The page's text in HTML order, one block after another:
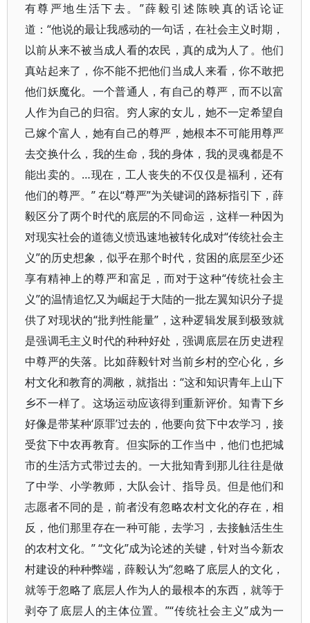
有尊严地生活下去。”薛毅引述陈映真的话论证
道：“他说的最让我感动的一句话，在社会主义时期，
以前从来不被当成人看的农民，真的成为人了。他们
真站起来了，你不能不把他们当成人来看，你不敢把
他们妖魔化。一个普通人，有自己的尊严，而不以富
人作为自己的归宿。穷人家的女儿，她不一定希望自
己嫁个富人，她有自己的尊严，她根本不可能用尊严
去交换什么，我的生命，我的身体，我的灵魂都是不
能出卖的。…现在，工人丧失的不仅仅是福利，还有
他们的尊严。” 在以“尊严”为关键词的路标指引下，薛
毅区分了两个时代的底层的不同命运，这样一种因为
对现实社会的道德义愤迅速地被转化成对“传统社会主
义”的历史想象，似乎在那个时代，贫困的底层至少还
享有精神上的尊严和富足，而对于这种“传统社会主
义”的温情追忆又为崛起于大陆的一批左翼知识分子提
供了对现状的“批判性能量”，这种逻辑发展到极致就
是强调毛主义时代的种种好处，强调底层在历史进程
中尊严的失落。比如薛毅针对当前乡村的空心化，乡
村文化和教育的凋敝，就指出：“这和知识青年上山下
乡不一样了。这场运动应该得到重新评价。知青下乡
好像是带某种‘原罪’过去的，他要向贫下中农学习，接
受贫下中农再教育。但实际的工作当中，他们也把城
市的生活方式带过去的。一大批知青到那儿往往是做
了中学、小学教师，大队会计、指导员。但是他们和
志愿者不同的是，前者没有忽略农村文化的存在，相
反，他们那里存在一种可能，去学习，去接触活生生
的农村文化。” “文化”成为论述的关键，针对当今新农
村建设的种种弊端，薛毅认为“忽略了底层人的文化，
就等于忽略了底层人作为人的最根本的东西，就等于
剥夺了底层人的主体位置。”“传统社会主义”成为一